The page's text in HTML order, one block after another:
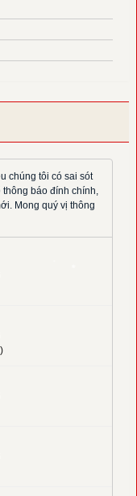
chúng tôi có sai sót
thông báo đính chính,
Mong quý vị thông